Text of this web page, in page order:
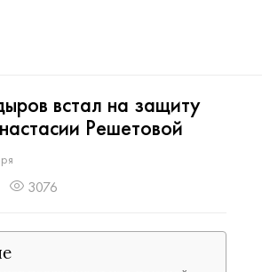
встал на защиту
Решетовой
3076